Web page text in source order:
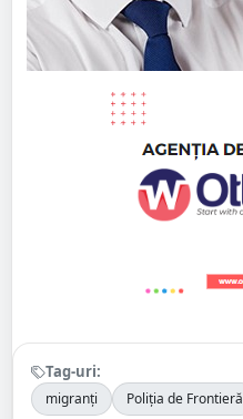
Tag-uri:
migranți Poliția de Frontieră